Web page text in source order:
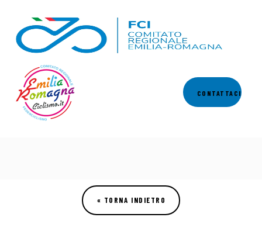
CONTATTACI
Comitato
Calendari
Comunicati